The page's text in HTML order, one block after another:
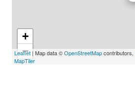
+
−
Leaflet | Map data ©OpenStreetMapcontributors,
MapTiler